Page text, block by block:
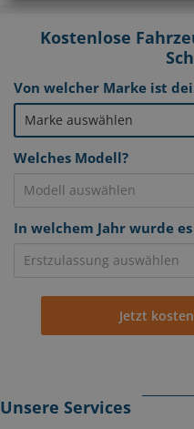
Kostenlose
Von welcher Marke ist
Welches Modell?
In welchem Jahr wurde es
Jetzt
Unsere Services